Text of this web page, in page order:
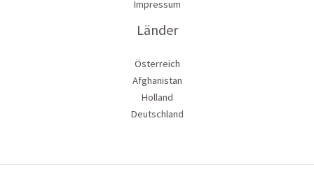
Impressum
Länder
Österreich
Afghanistan
Holland
Deutschland